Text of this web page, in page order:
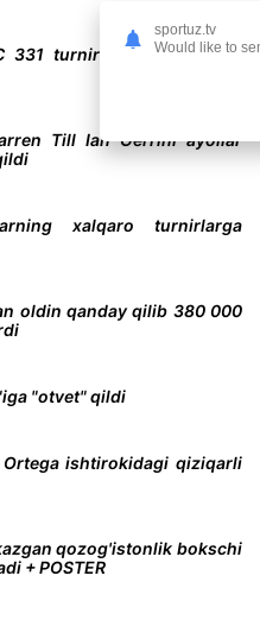
331 turnirining to'liq kardi
Till Ian Gerrini ayollar
xalqaro turnirlarga
oldin qanday qilib 380 000
"otvet" qildi
ishtirokidagi qiziqarli
qozog'istonlik bokschi
+ POSTER
sportuz.tv
Would like to